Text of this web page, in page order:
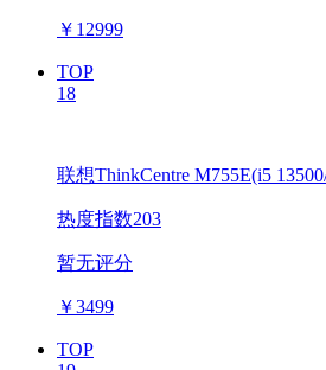
￥ 12999
TOP
18
联想ThinkCentre M755E(i5
热度指数203
暂无评分
￥3499
TOP